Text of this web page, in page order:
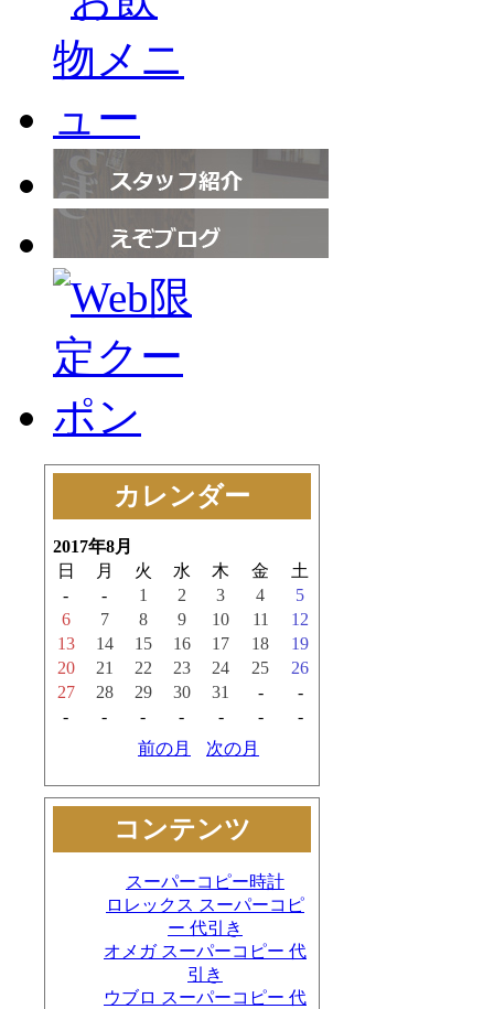
カレンダー
2017年8月
日
月 火 水 木 金
土
-
- 1 2 3 4
5
6
7 8 9 10 11
12
13
14 15 16 17 18
19
20
21 22 23 24 25
26
27
28 29 30 31 -
-
-
- - - - -
-
前の月
次の月
コンテンツ
スーパーコピー時計
ロレックス スーパーコピ
ー 代引き
オメガ スーパーコピー 代
引き
ウブロ スーパーコピー 代